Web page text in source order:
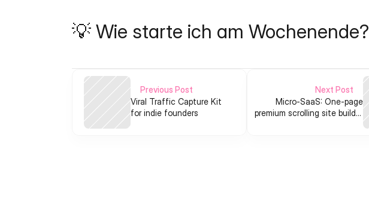
💡 Wie starte ich am Wochenende?
Previous Post
Viral Traffic Capture Kit
for indie founders
Next Post
Micro‑SaaS: One‑page
premium scrolling site builder